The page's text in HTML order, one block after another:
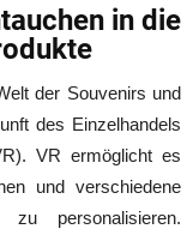
in die
der Souvenirs und
des Einzelhandels
VR ermöglicht es
und verschiedene
zu personalisieren.